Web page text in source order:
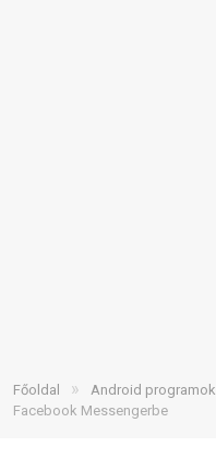
Főoldal » Android programok
Facebook Messengerbe